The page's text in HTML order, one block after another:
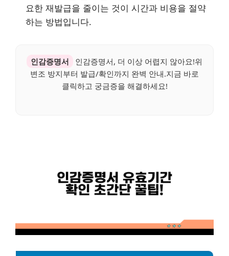
요한 재발급을 줄이는 것이 시간과 비용을 절약
하는 방법입니다.
인감증명서
인감증명서, 더 이상 어렵지 않아요!위
변조 방지부터 발급/확인까지 완벽 안내.지금 바로
클릭하고 궁금증을 해결하세요!